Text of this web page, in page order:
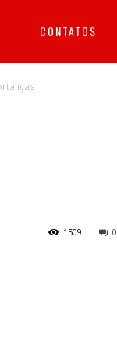
CONTATOS
0
1509